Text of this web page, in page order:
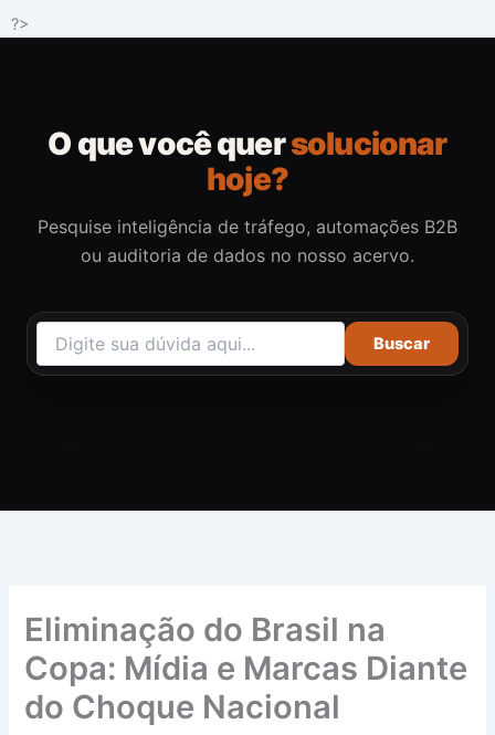
para
?>
O que você quersolucionar
hoje?
Pesquise inteligência de tráfego, automações B2B
ou auditoria de dados no nosso acervo.
Buscar
Eliminação do Brasil na
Copa: Mídia e Marcas Diante
do Choque Nacional